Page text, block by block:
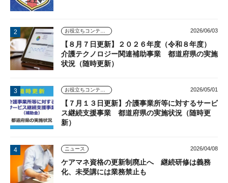
お役立ちコンテンツ 2026/06/03
【８月７日更新】２０２６年度（令和８年度）
介護テクノロジー関連補助事業 都道府県の実施
状況（随時更新）
お役立ちコンテンツ 2026/05/01
【７月１３日更新】介護事業所等に対するサービ
ス継続支援事業 都道府県の実施状況（随時更
新）
ニュース 2026/04/08
ケアマネ資格の更新制廃止へ 継続研修は義務
化、未受講には業務禁止も